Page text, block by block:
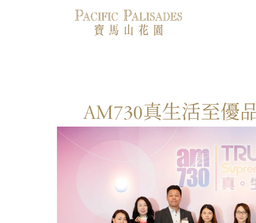
am730真生活至優